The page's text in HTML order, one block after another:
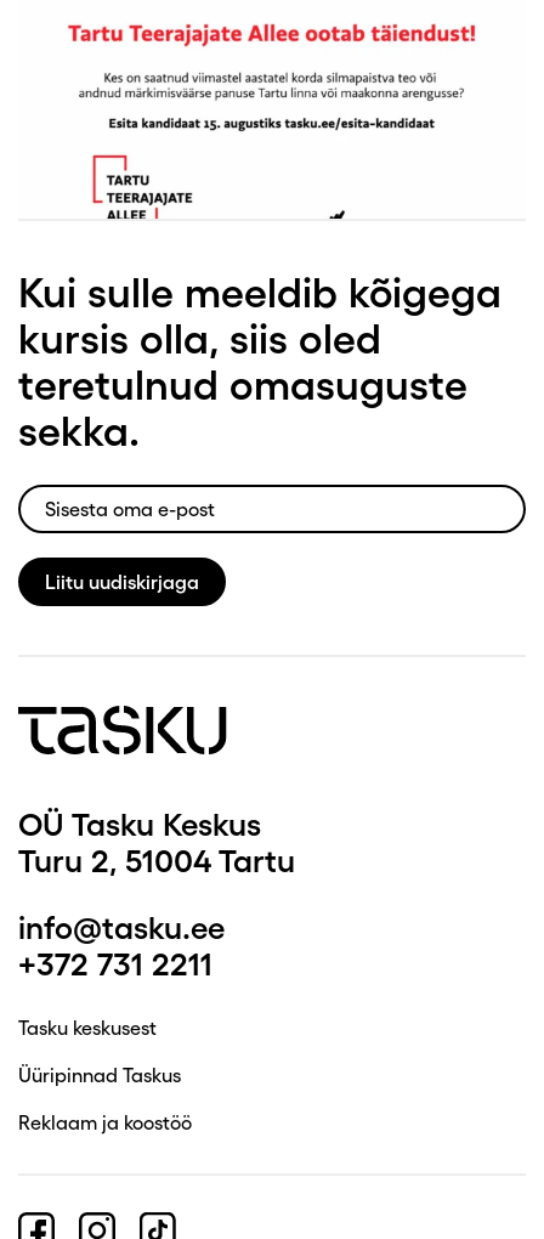
Kui sulle meeldib kõigega
kursis olla, siis oled
teretulnud omasuguste
sekka.
Liitu uudiskirjaga
OÜ Tasku Keskus
Turu 2, 51004 Tartu
info@tasku.ee
+372 731 2211
Tasku keskusest
Üüripinnad Taskus
Reklaam ja koostöö